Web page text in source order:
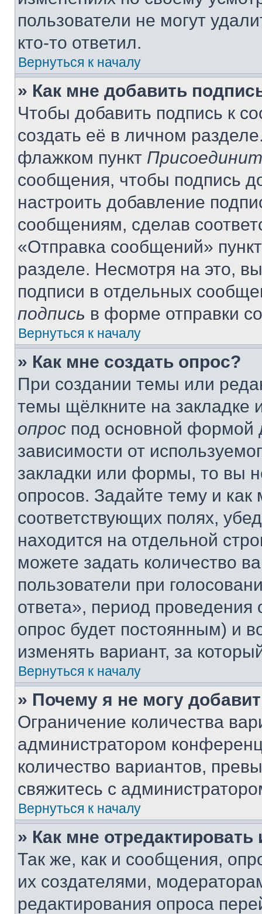
пользователи не могут
кто-то ответил.
Вернуться к началу
» Как мне добавить
Чтобы добавить подпись к
создать её в личном
флажком пункт
сообщения, чтобы подпись
настроить добавление
сообщениям, сделав
«Отправка сообщений»
разделе. Несмотря на это,
подписи в отдельных
подпись в форме отправки
Вернуться к началу
» Как мне создать опрос?
При создании темы или
темы щёлкните на
опрос под основной формой
зависимости от
закладки или формы, то вы
опросов. Задайте тему и
соответствующих полях,
находится на отдельной
можете задать количество
пользователи при
ответа», период проведения
опрос будет постоянным) и
изменять вариант, за
Вернуться к началу
» Почему я не могу
Ограничение количества
администратором
количество вариантов,
свяжитесь с
Вернуться к началу
» Как мне
Так же, как и сообщения,
их создателями,
редактирования опроса